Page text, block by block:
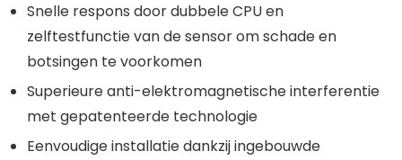
Snelle respons door dubbele CPU en
zelftestfunctie van de sensor om schade en
botsingen te voorkomen
Superieure anti-elektromagnetische interferentie
met gepatenteerde technologie
Eenvoudige installatie dankzij ingebouwde